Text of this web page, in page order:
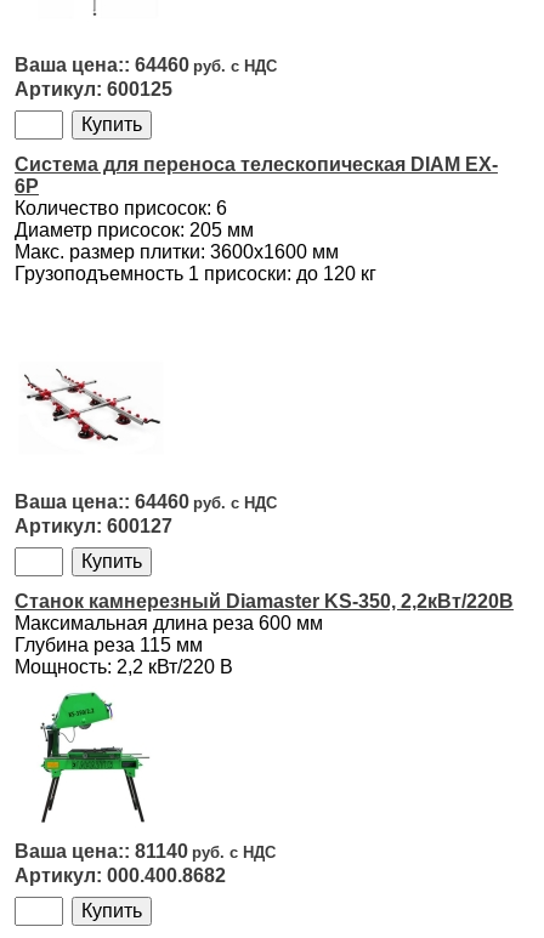
64460
600125
Система для переноса телескопическая DIAM EX-
6P
Количество присосок: 6
Диаметр присосок: 205 мм
Макс. размер плитки: 3600x1600 мм
Грузоподъемность 1 присоски: до 120 кг
64460
600127
Станок камнерезный Diamaster KS-350, 2,2кВт/220В
Максимальная длина реза 600 мм
Глубина реза 115 мм
Мощность: 2,2 кВт/220 В
81140
000.400.8682